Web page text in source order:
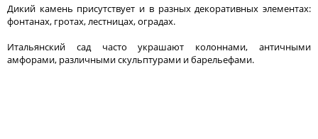
Дикий камень присутствует и в разных декоративных элементах:
фонтанах, гротах, лестницах, оградах.
Итальянский сад часто украшают колоннами, античными
амфорами, различными скульптурами и барельефами.